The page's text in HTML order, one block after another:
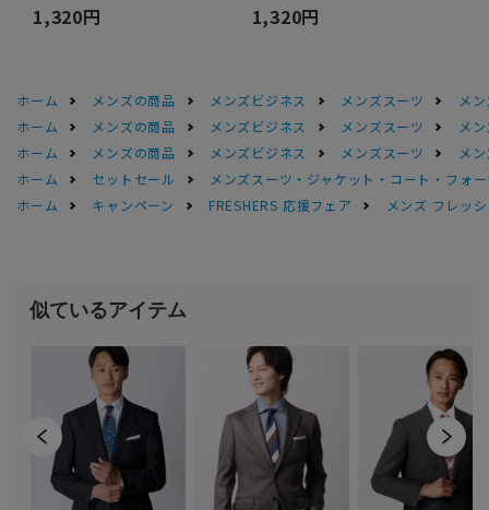
1,320円 1,320円
ホーム メンズの商品 メンズビジネス メンズスーツ
メ
ホーム
メンズの商品 メンズビジネス メンズスーツ
メ
ホーム
メンズの商品 メンズビジネス メンズスーツ
メ
ホーム
セットセール
メンズスーツ・ジャケット・コート・フォ
ホーム
キャンペーン FRESHERS 応援フェア メンズ フレッ